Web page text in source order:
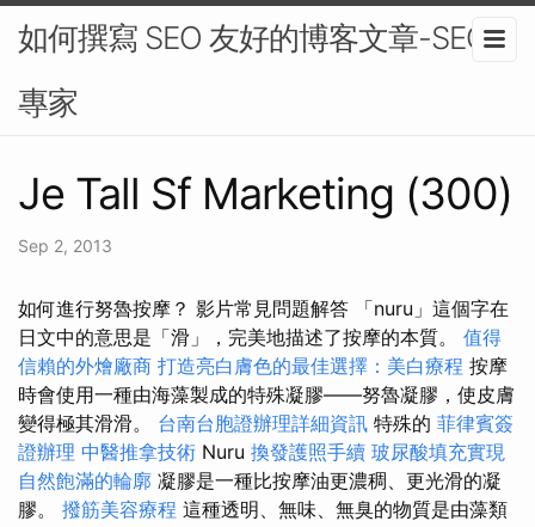
如何撰寫 SEO 友好的博客文章-SEO
專家
Je Tall Sf Marketing (300)
Sep 2, 2013
如何進行努魯按摩？ 影片️常見問題解答 「nuru」這個字在
日文中的意思是「滑」，完美地描述了按摩的本質。 值得
信賴的外燴廠商 打造亮白膚色的最佳選擇：美白療程 按摩
時會使用一種由海藻製成的特殊凝膠——努魯凝膠，使皮膚
變得極其滑滑。 台南台胞證辦理詳細資訊 特殊的 菲律賓簽
證辦理 中醫推拿技術 Nuru 換發護照手續 玻尿酸填充實現
自然飽滿的輪廓 凝膠是一種比按摩油更濃稠、更光滑的凝
膠。 撥筋美容療程 這種透明、無味、無臭的物質是由藻類